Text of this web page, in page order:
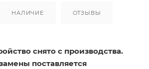
НАЛИЧИЕ ОТЗЫВЫ
снято с производства.
поставляется